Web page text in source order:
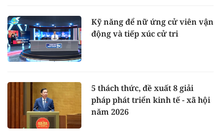
Kỹ năng để nữ ứng cử viên vận
động và tiếp xúc cử tri
5 thách thức, đề xuất 8 giải
pháp phát triển kinh tế - xã hội
năm 2026